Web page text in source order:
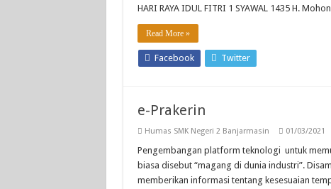
HARI RAYA IDUL FITRI 1 SYAWAL 1435 H.
Read More »
Facebook Twitter
e-Prakerin
Humas SMK Negeri 2 Banjarmasin 01/03/2021
Pengembangan platform teknologi untuk
biasa disebut “magang di dunia industri”.
memberikan informasi tentang kesesuaian